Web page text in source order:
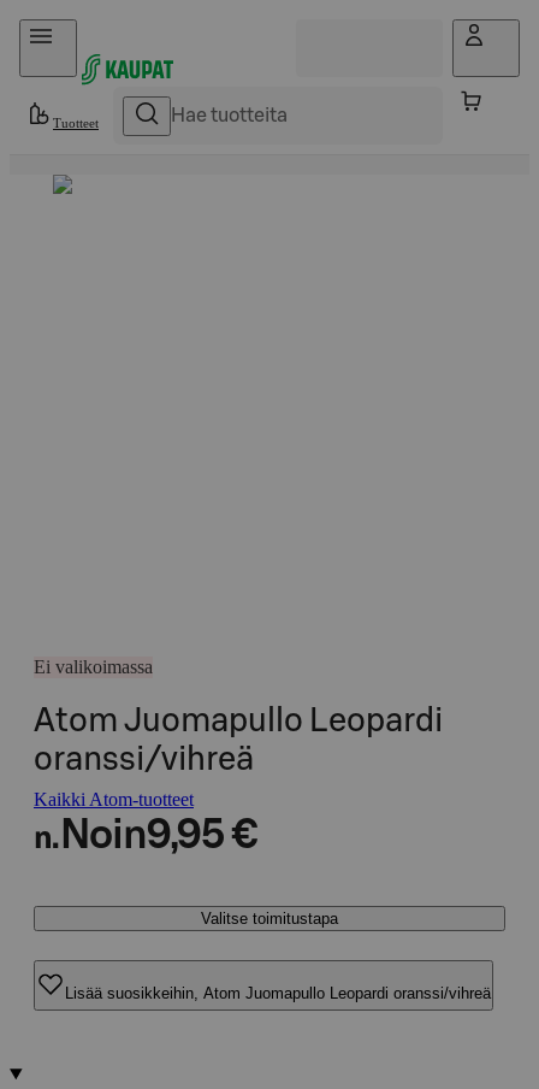
Hyppää sisältöön
Tuotteet
Ei valikoimassa
Atom Juomapullo Leopardi
oranssi/vihreä
Kaikki Atom-tuotteet
n. Noin9,95 €
Valitse toimitustapa
Lisää suosikkeihin, Atom Juomapullo Leopardi oranssi/vihreä